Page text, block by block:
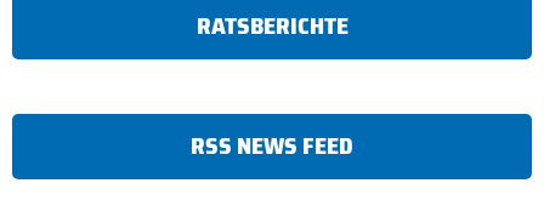
RATSBERICHTE
RSS NEWS FEED